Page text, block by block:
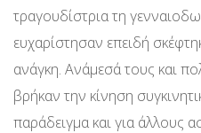
τραγουδίστρια τη
ευχαρίστησαν επειδή
ανάγκη. Ανάμεσά τους και
βρήκαν την κίνηση
παράδειγμα και για άλλους